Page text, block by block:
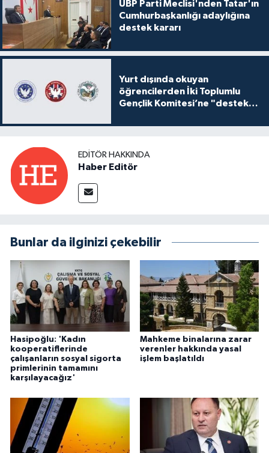
UBP Parti Meclisi'nden Tatar'ın
Cumhurbaşkanlığı adaylığına
destek kararı
Yurt dışında okuyan
öğrencilerden İki Toplumlu
Gençlik Komitesi’ne "destek
EDITÖR HAKKINDA
Haber Editör
Bunlar da ilginizi çekebilir
Hasipoğlu: 'Kadın
kooperatiflerinde
çalışanların sosyal sigorta
primlerinin tamamını
karşılayacağız'
Mahkeme binalarına zarar
verenler hakkında yasal
işlem başlatıldı